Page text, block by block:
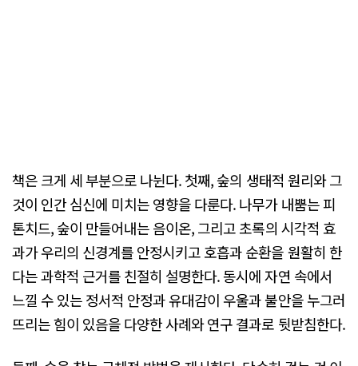
책은 크게 세 부분으로 나뉜다. 첫째, 숲의 생태적 원리와 그
것이 인간 심신에 미치는 영향을 다룬다. 나무가 내뿜는 피
톤치드, 숲이 만들어내는 음이온, 그리고 초록의 시각적 효
과가 우리의 신경계를 안정시키고 호흡과 순환을 원활히 한
다는 과학적 근거를 친절히 설명한다. 동시에 자연 속에서
느낄 수 있는 정서적 안정과 유대감이 우울과 불안을 누그러
뜨리는 힘이 있음을 다양한 사례와 연구 결과로 뒷받침한다.